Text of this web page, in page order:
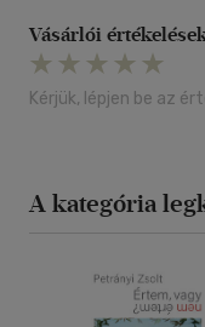
Vásárlói
Kérjük, lépjen be az
A kategória